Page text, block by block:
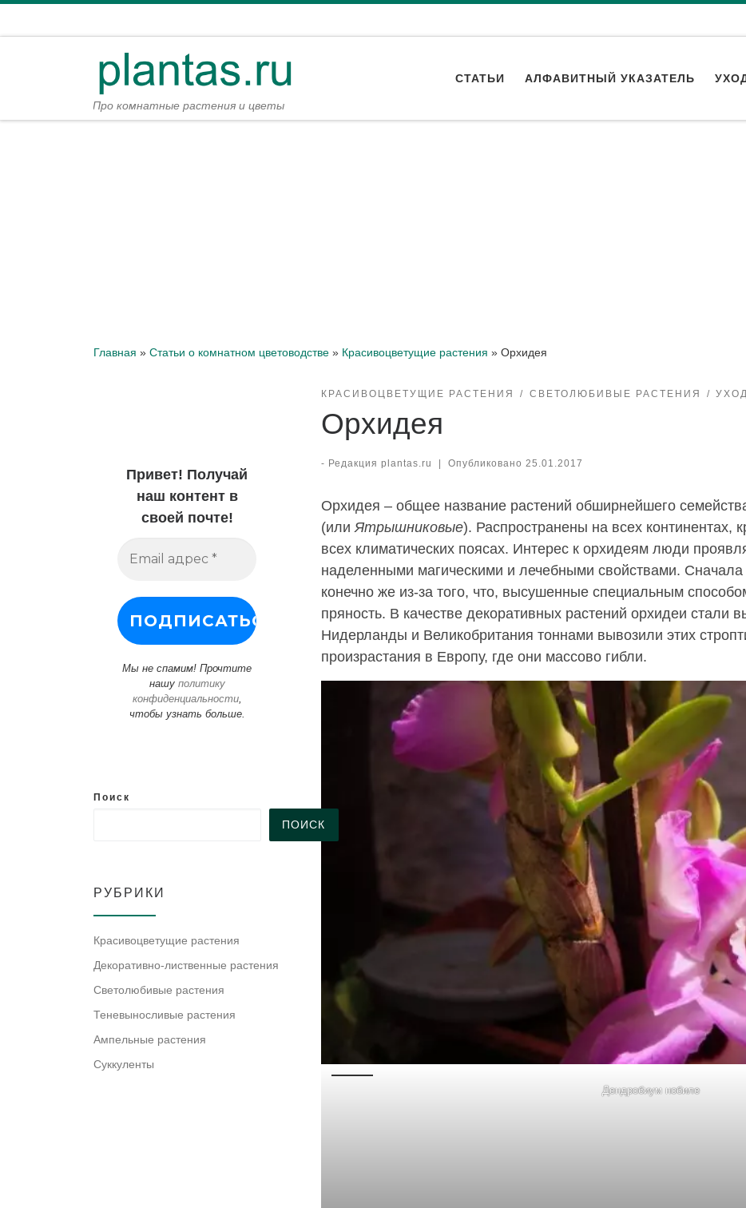
Про комнатные растения и цветы
СТАТЬИ АЛФАВИТНЫЙ УКАЗАТЕЛЬ
Главная » Статьи о комнатном цветоводстве » Красивоцветущие растения » Орхидея
КРАСИВОЦВЕТУЩИЕ РАСТЕНИЯ СВЕТОЛЮБИВЫЕ РАСТЕНИЯ УХОД
Орхидея
- Редакция plantas.ru Опубликовано 25.01.2017
Орхидея – общее название растений обширнейшего
(илиЯтрышниковые). Распространены на всех континентах,
всех климатических поясах. Интерес к орхидеям люди
наделенными магическими и лечебными свойствами.
конечно же из-за того, что, высушенные специальным
пряность. В качестве декоративных растений орхидеи стали
Нидерланды и Великобритания тоннами вывозили этих
произрастания в Европу, где они массово гибли.
Дендробиум нобиле
Привет! Получай
наш контент в
своей почте!
Мы не спамим! Прочтите
нашу политику
конфиденциальности,
чтобы узнать больше.
Поиск
ПОИСК
РУБРИКИ
Красивоцветущие растения
Декоративно-лиственные растения
Светолюбивые растения
Теневыносливые растения
Ампельные растения
Суккуленты